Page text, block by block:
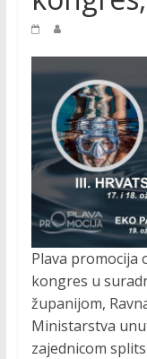
A
P
R
O
M
O
C
Plava promocija
kongres u
županijom,
Ministarstva
zajednicom